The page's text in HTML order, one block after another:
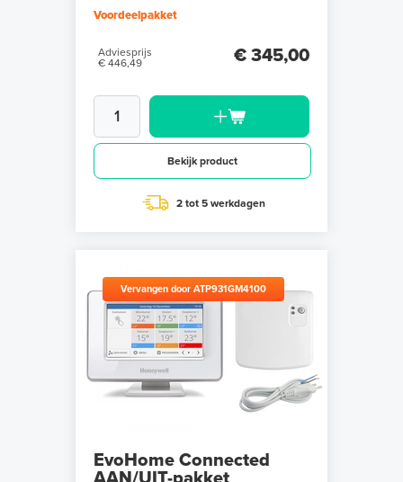
Voordeelpakket
Adviesprijs
€ 446,49
€ 345,00
Bekijk product
2 tot 5 werkdagen
Vervangen door ATP931GM4100
EvoHome Connected